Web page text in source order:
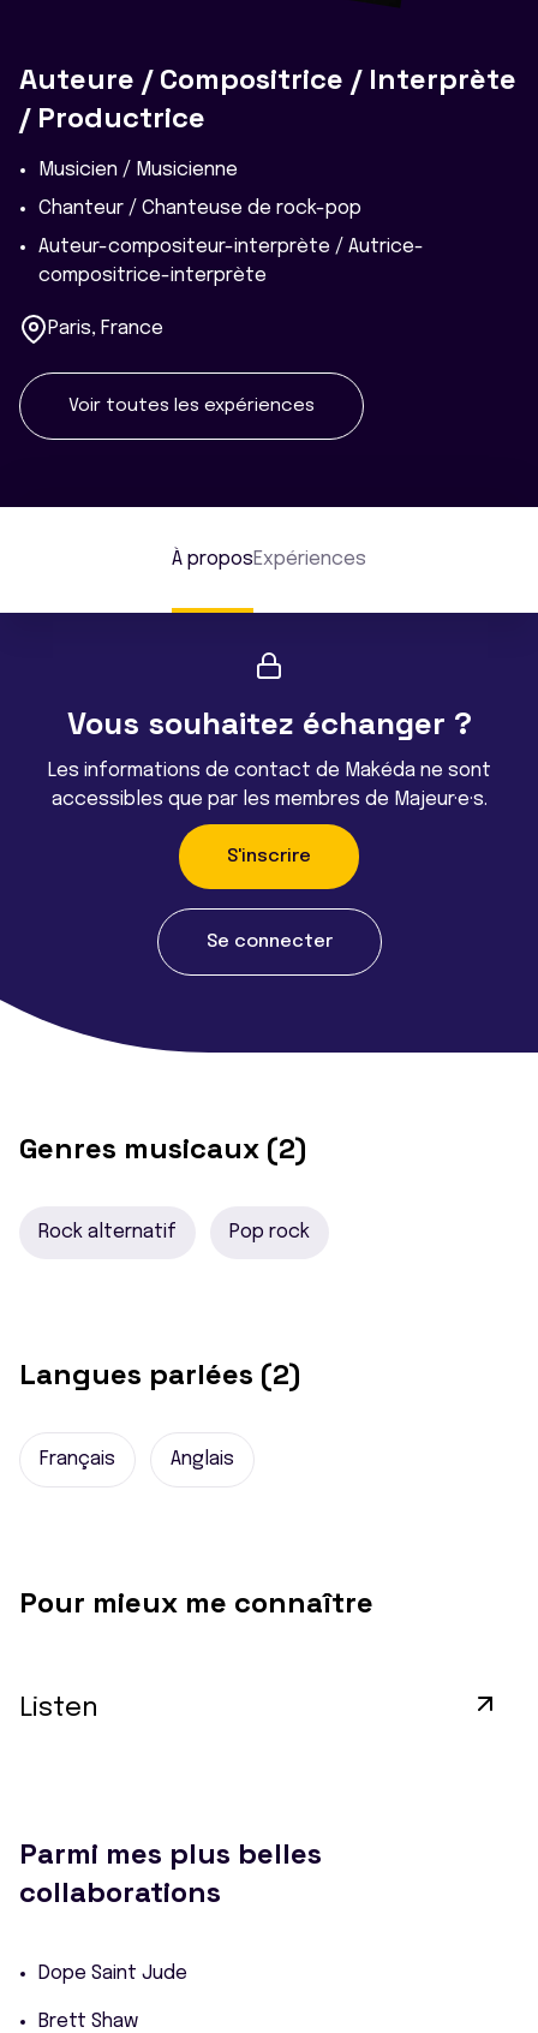
Auteure / Compositrice / Interprète
/ Productrice
Musicien / Musicienne
Chanteur / Chanteuse de rock-pop
Auteur-compositeur-interprète / Autrice-
compositrice-interprète
Paris, France
Voir toutes les expériences
À proposExpériences
Vous souhaitez échanger ?
Les informations de contact de Makéda ne sont
accessibles que par les membres de Majeur·e·s.
S'inscrire
Se connecter
Genres musicaux (2)
Rock alternatif Pop rock
Langues parlées (2)
Français Anglais
Pour mieux me connaître
Listen
Parmi mes plus belles
collaborations
Dope Saint Jude
Brett Shaw